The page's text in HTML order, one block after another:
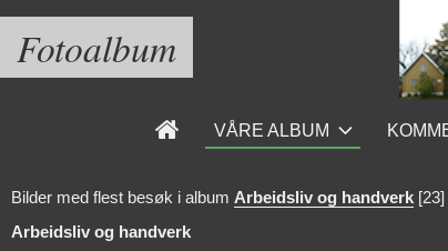
Fotoalbum
VÅRE ALBUM
Bilder med flest besøk i album Arbeidsliv og handverk [23]
Arbeidsliv og handverk